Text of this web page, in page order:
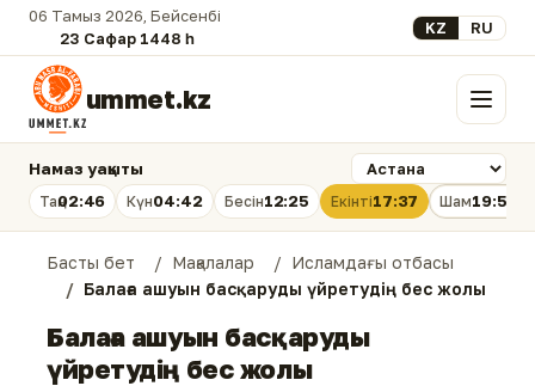
06 Тамыз 2026, Бейсенбі
23 Сафар 1448 һ.
Select your
KZ RU
ummet.kz Мәзір
Намаз уақыты
Таң02:46 Күн04:42 Бесін12:25 Екінті17:37 Шам19:58
Басты бет Мақалалар
Исламдағы отбасы
Балаға ашуын басқаруды үйретудің бес жолы
Балаға ашуын басқаруды
үйретудің бес жолы